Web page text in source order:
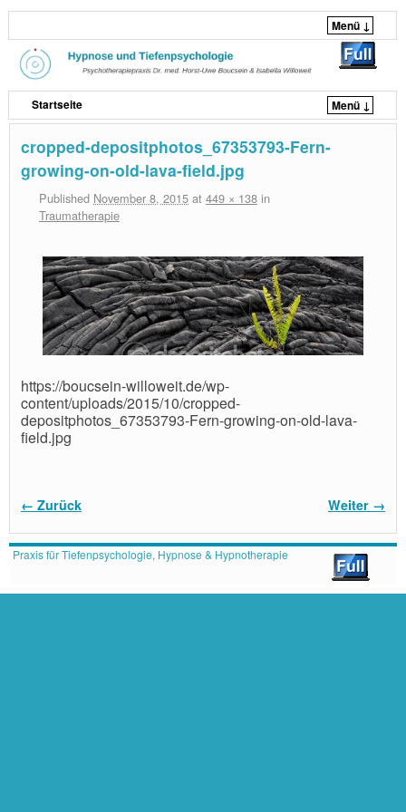
Menü ↓
Startseite
Menü ↓
Zum Inhalt wechseln
Zum sekundären Inhalt wechseln
cropped-depositphotos_67353793-Fern-
growing-on-old-lava-field.jpg
Published November 8, 2015 at 449 × 138 in
Traumatherapie
https://boucsein-willoweit.de/wp-
content/uploads/2015/10/cropped-
depositphotos_67353793-Fern-growing-on-old-lava-
field.jpg
Bilder-Navigation
← Zurück Weiter →
Praxis für Tiefenpsychologie, Hypnose & Hypnotherapie